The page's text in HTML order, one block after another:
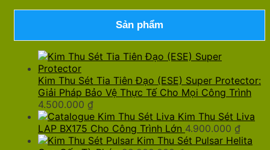
Sản phẩm
Kim Thu Sét Tia Tiên Đạo (ESE) Super Protector:
Giải Pháp Bảo Vệ Thực Tế Cho Mọi Công Trình
4.500.000 ₫
Kim Thu Sét Liva
LAP BX175 Cho Công Trình Lớn 4.900.000 ₫
Kim Thu Sét Pulsar Helita